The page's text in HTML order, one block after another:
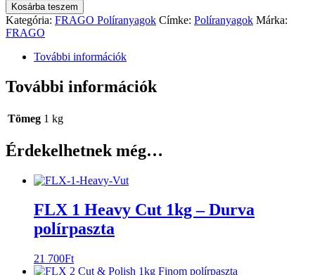
Kosárba teszem
Kategória: FRAGO Políranyagok Címke: Políranyagok Márka:
FRAGO
További információk
További információk
Tömeg 1 kg
Érdekelhetnek még…
FLX 1 Heavy Cut 1kg – Durva
polírpaszta
21 700Ft